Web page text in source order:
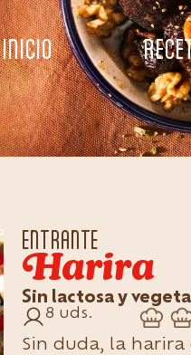
INICIO
ENTRANTE
Harira
Sin lactosa y
8 uds.
Sin duda, la harira